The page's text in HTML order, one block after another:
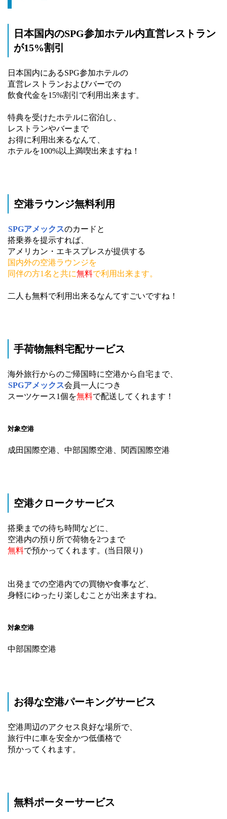
日本国内のSPG参加ホテル内直営レストラン
が15%割引
日本国内にあるSPG参加ホテルの
直営レストランおよびバーでの
飲食代金を15%割引で利用出来ます。
特典を受けたホテルに宿泊し、
レストランやバーまで
お得に利用出来るなんて、
ホテルを100%以上満喫出来ますね！
空港ラウンジ無料利用
SPGアメックスのカードと
搭乗券を提示すれば、
アメリカン・エキスプレスが提供する
国内外の空港ラウンジを
同伴の方1名と共に無料で利用出来ます。
二人も無料で利用出来るなんてすごいですね！
手荷物無料宅配サービス
海外旅行からのご帰国時に空港から自宅まで、
SPGアメックス会員一人につき
スーツケース1個を無料で配送してくれます！
対象空港
成田国際空港、中部国際空港、関西国際空港
空港クロークサービス
搭乗までの待ち時間などに、
空港内の預り所で荷物を2つまで
無料で預かってくれます。(当日限り)
出発までの空港内での買物や食事など、
身軽にゆったり楽しむことが出来ますね。
対象空港
中部国際空港
お得な空港パーキングサービス
空港周辺のアクセス良好な場所で、
旅行中に車を安全かつ低価格で
預かってくれます。
無料ポーターサービス